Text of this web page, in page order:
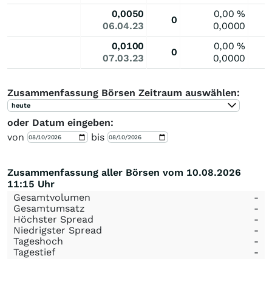
0,0050
06.04.23
0
0,00%
0,0000
0,0100
07.03.23
0
0,00%
0,0000
Zusammenfassung Börsen Zeitraum auswählen:
heute
oder Datum eingeben:
von
bis
Zusammenfassung aller Börsen vom 10.08.2026
11:15 Uhr
Gesamtvolumen
-
Gesamtumsatz
-
Höchster Spread
-
Niedrigster Spread
-
Tageshoch
-
Tagestief
-